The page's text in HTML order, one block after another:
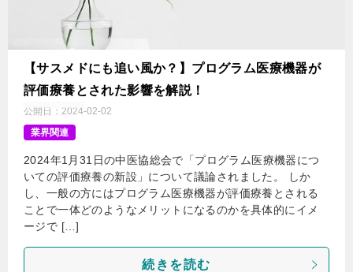
【サスメドにも追い風か？】プログラム医療機器が
評価療養とされた影響を解説！
公開日： 2024-02-02
業界関連
2024年1月31日の中医協総会で「プログラム医療機器につ
いての評価療養の新設」について議論されました。 しか
し、一般の方にはプログラム医療機器が評価療養とされる
ことで一体どのようなメリットになるのかを具体的にイメ
ージで […]
続きを読む